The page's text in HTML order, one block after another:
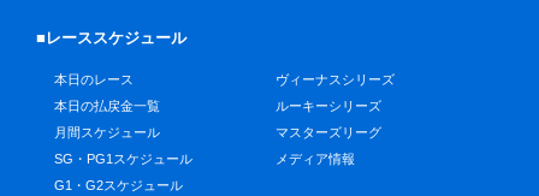
■レーススケジュール
本日のレース
本日の払戻金一覧
月間スケジュール
SG・PG1スケジュール
G1・G2スケジュール
ヴィーナスシリーズ
ルーキーシリーズ
マスターズリーグ
メディア情報